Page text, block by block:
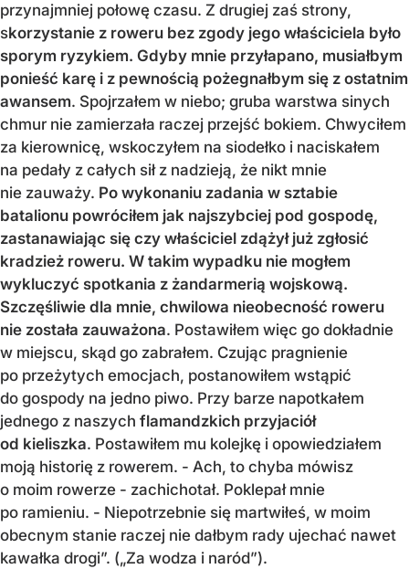
przynajmniej połowę czasu. Z drugiej zaś strony,
skorzystanie z roweru bez zgody jego właściciela było
sporym ryzykiem. Gdyby mnie przyłapano, musiałbym
ponieść karę i z pewnością pożegnałbym się z ostatnim
awansem. Spojrzałem w niebo; gruba warstwa sinych
chmur nie zamierzała raczej przejść bokiem. Chwyciłem
za kierownicę, wskoczyłem na siodełko i naciskałem
na pedały z całych sił z nadzieją, że nikt mnie
nie zauważy. Po wykonaniu zadania w sztabie
batalionu powróciłem jak najszybciej pod gospodę,
zastanawiając się czy właściciel zdążył już zgłosić
kradzież roweru. W takim wypadku nie mogłem
wykluczyć spotkania z żandarmerią wojskową.
Szczęśliwie dla mnie, chwilowa nieobecność roweru
nie została zauważona. Postawiłem więc go dokładnie
w miejscu, skąd go zabrałem. Czując pragnienie
po przeżytych emocjach, postanowiłem wstąpić
do gospody na jedno piwo. Przy barze napotkałem
jednego z naszych flamandzkich przyjaciół
od kieliszka. Postawiłem mu kolejkę i opowiedziałem
moją historię z rowerem. - Ach, to chyba mówisz
o moim rowerze - zachichotał. Poklepał mnie
po ramieniu. - Niepotrzebnie się martwiłeś, w moim
obecnym stanie raczej nie dałbym rady ujechać nawet
kawałka drogi”. („Za wodza i naród”).